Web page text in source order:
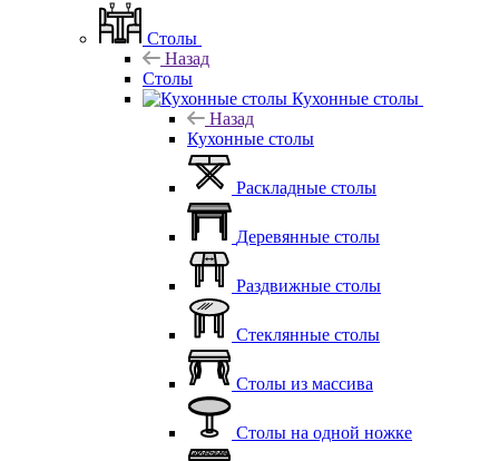
Столы
Назад
Столы
Кухонные столы
Назад
Кухонные столы
Раскладные столы
Деревянные столы
Раздвижные столы
Стеклянные столы
Столы из массива
Столы на одной ножке